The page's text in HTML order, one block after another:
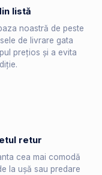
listă
noastră de peste
de livrare gata
prețios și a evita
retur
cea mai comodă
la ușă sau predare